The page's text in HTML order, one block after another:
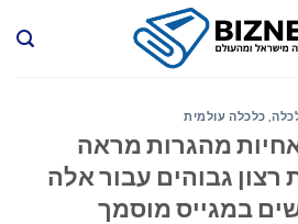
, כלכלה עולמית
מהגרות מראה
רצון גבוהים עבור אלה
במגייס מוסמך